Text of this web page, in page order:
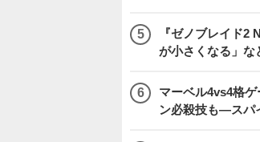
『ゼノブレイド
が小さくなる」な
マーベル4vs4格
ン必殺技も―スパ